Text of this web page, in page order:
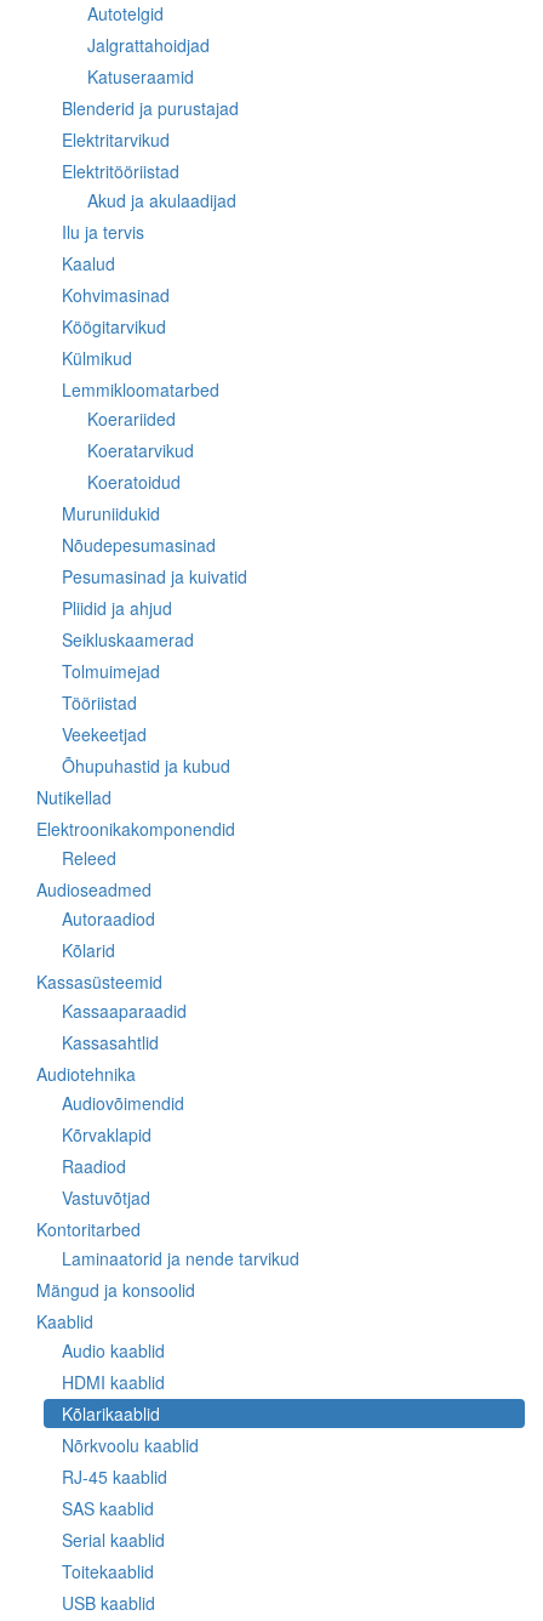
Autotelgid
Jalgrattahoidjad
Katuseraamid
Blenderid ja purustajad
Elektritarvikud
Elektritööriistad
Akud ja akulaadijad
Ilu ja tervis
Kaalud
Kohvimasinad
Köögitarvikud
Külmikud
Lemmikloomatarbed
Koerariided
Koeratarvikud
Koeratoidud
Muruniidukid
Nõudepesumasinad
Pesumasinad ja kuivatid
Pliidid ja ahjud
Seikluskaamerad
Tolmuimejad
Tööriistad
Veekeetjad
Õhupuhastid ja kubud
Nutikellad
Elektroonikakomponendid
Releed
Audioseadmed
Autoraadiod
Kõlarid
Kassasüsteemid
Kassaaparaadid
Kassasahtlid
Audiotehnika
Audiovõimendid
Kõrvaklapid
Raadiod
Vastuvõtjad
Kontoritarbed
Laminaatorid ja nende tarvikud
Mängud ja konsoolid
Kaablid
Audio kaablid
HDMI kaablid
Kõlarikaablid
Nõrkvoolu kaablid
RJ-45 kaablid
SAS kaablid
Serial kaablid
Toitekaablid
USB kaablid